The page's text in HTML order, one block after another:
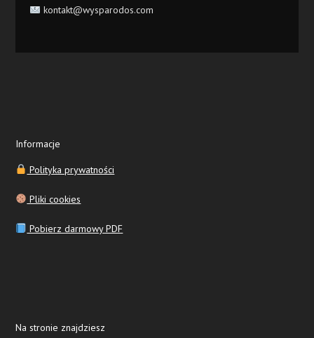
kontakt@wysparodos.com
Informacje
Polityka prywatności
Pliki cookies
Pobierz darmowy PDF
Na stronie znajdziesz